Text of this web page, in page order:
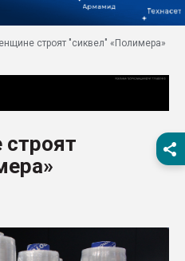
первый план в
28.07.2026
вакуумного
Продам отходы
строят "сиквел" «Полимера»